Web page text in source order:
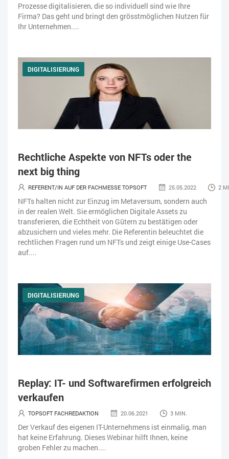
Prozesse digitalisieren, die so individuell sind wie Ihre
Firma? Das geht und bringt den grösstmöglichen Nutzen für
Ihr Unternehmen....
DIGITALISIERUNG
Rechtliche Aspekte von NFTs oder the
next big thing
REFERENT/IN AUF DER FACHMESSE TOPSOFT 25.05.2022 2
NFTs halten nicht zur Einzug im Metaversum, sondern auch
in der realen Welt. Sie ermöglichen Digitale Assets zu
transferieren, die Echtheit von Gütern zu bestätigen oder
abzusichern und vieles mehr. Die Referentin beleuchtet die
rechtlichen Fragen rund um NFTs und zeigt einige Use-Cases
auf....
DIGITALISIERUNG
Replay: IT- und Softwarefirmen erfolgreich
verkaufen
TOPSOFT FACHREDAKTION 20.06.2021 3 MIN.
Der Verkauf des eigenen IT-Unternehmens ist einmalig, man
hat keine Erfahrung. Dieses Webinar hilft Ihnen, keine
groben Fehler zu machen....